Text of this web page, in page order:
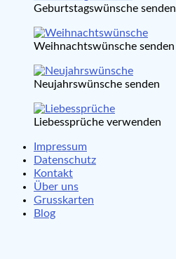
Geburtstagswünsche senden
Weihnachtswünsche senden
Neujahrswünsche senden
Liebessprüche verwenden
Impressum
Datenschutz
Kontakt
Über uns
Grusskarten
Blog